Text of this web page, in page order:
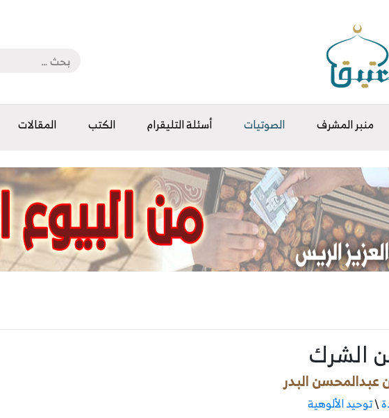
منبر المشرف الصوتيات أسئلة التليقرام الكتب المقالات
الشرك
عبدالمحسن البدر
\توحيد الألوهية